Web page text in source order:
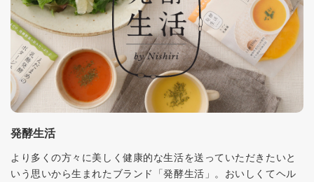
発酵生活
より多くの方々に美しく健康的な生活を送っていただきたいと
いう思いから生まれたブランド「発酵生活」。おいしくてヘル